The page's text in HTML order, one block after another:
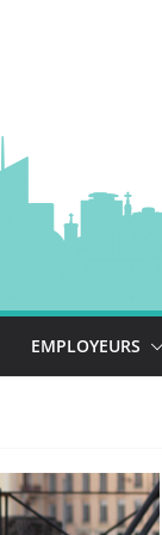
EMPLOYEURS